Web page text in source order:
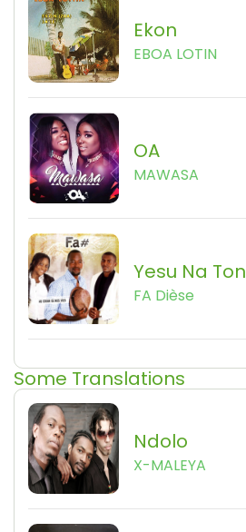
Ekon
EBOA LOTIN
OA
MAWASA
Yesu Na
FA Dièse
Some Translations
Ndolo
X-MALEYA